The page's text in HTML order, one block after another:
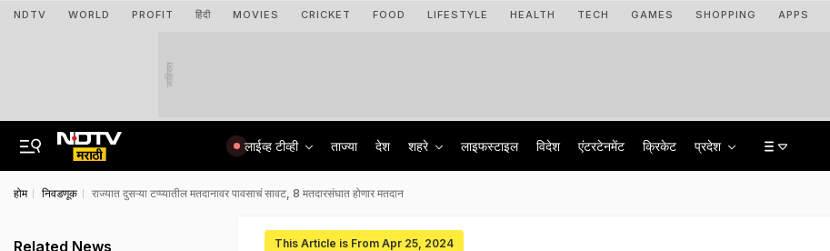
NDTV WORLD PROFIT हिंदी MOVIES CRICKET FOOD LIFESTYLE HEALTH TECH GAMES SHOPPING APPS
जाहिरात
लाईव्ह टीव्ही ताज्या देश शहरे लाइफस्टाइल विदेश एंटरटेनमेंट क्रिकेट प्रदेश
होम निवडणूक राज्यात दुसऱ्या टप्प्यातील मतदानावर पावसाचं सावट, 8 मतदारसंघात होणार मतदान
This Article is From Apr 25, 2024
Related News